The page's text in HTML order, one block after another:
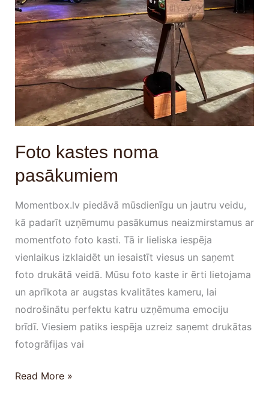
Foto kastes noma
pasākumiem
Momentbox.lv piedāvā mūsdienīgu un jautru veidu,
kā padarīt uzņēmumu pasākumus neaizmirstamus ar
momentfoto foto kasti. Tā ir lieliska iespēja
vienlaikus izklaidēt un iesaistīt viesus un saņemt
foto drukātā veidā. Mūsu foto kaste ir ērti lietojama
un aprīkota ar augstas kvalitātes kameru, lai
nodrošinātu perfektu katru uzņēmuma emociju
brīdī. Viesiem patiks iespēja uzreiz saņemt drukātas
fotogrāfijas vai
Read More »